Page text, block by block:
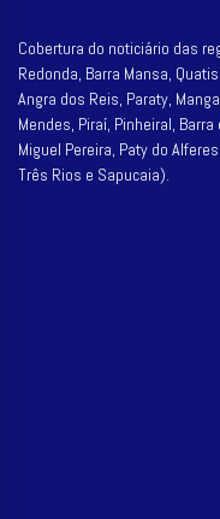
Cobertura do noticiário das
Redonda, Barra Mansa,
Angra dos Reis, Paraty,
Mendes, Piraí, Pinheiral,
Miguel Pereira, Paty do
Três Rios e Sapucaia).